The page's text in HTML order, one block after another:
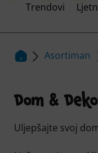
Trendovi
Asortiman
Dom &
Uljepšajte svoj